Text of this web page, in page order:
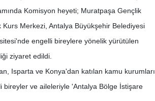
Komisyon heyeti; Muratpaşa Gençlik
Kurs Merkezi, Antalya Büyükşehir Belediyesi
engelli bireylere yönelik yürütülen
ziyaret edildi.
Isparta ve Konya'dan katılan kamu kurumları,
bireyler ve aileleriyle 'Antalya Bölge İstişare